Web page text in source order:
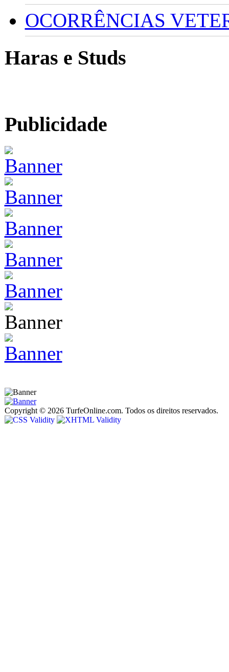
OCORRÊNCIAS
Haras e Studs
Publicidade
Copyright © 2026 TurfeOnline.com. Todos os direitos reservados.